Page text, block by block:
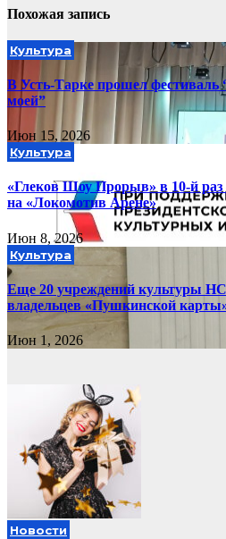
Похожая запись
Культура
В Усть-Тарке прошел фестиваль
моей”
Июн 15, 2026
Культура
«Глеков Шоу Прорыв» в 10-й раз
на «Локомотив Арене»
Июн 8, 2026
Культура
Еще 20 учреждений культуры
владельцев «Пушкинской карты»
Июн 1, 2026
Новости